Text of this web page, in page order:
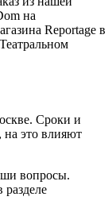
на
Reportage в
Сроки и
на это влияют
вопросы.